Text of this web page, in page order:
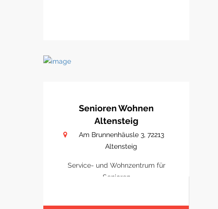
Senioren Wohnen
Altensteig
Am Brunnenhäusle 3, 72213
Altensteig
Service- und Wohnzentrum für
Senioren